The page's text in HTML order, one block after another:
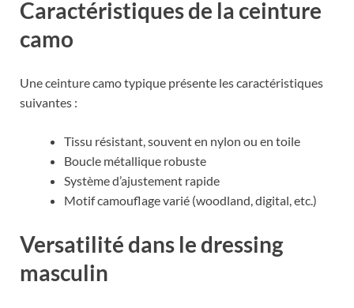
Caractéristiques de la ceinture
camo
Une ceinture camo typique présente les caractéristiques
suivantes :
Tissu résistant, souvent en nylon ou en toile
Boucle métallique robuste
Système d’ajustement rapide
Motif camouflage varié (woodland, digital, etc.)
Versatilité dans le dressing
masculin